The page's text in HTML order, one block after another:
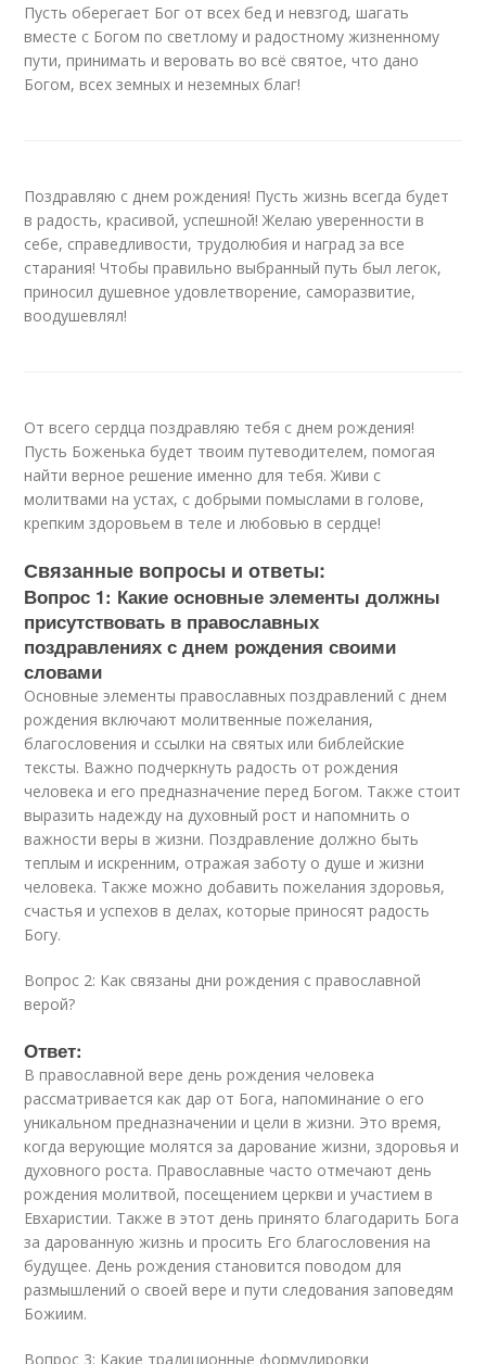
Пусть оберегает Бог от всех бед и невзгод, шагать
вместе с Богом по светлому и радостному жизненному
пути, принимать и веровать во всё святое, что дано
Богом, всех земных и неземных благ!
Поздравляю с днем рождения! Пусть жизнь всегда будет
в радость, красивой, успешной! Желаю уверенности в
себе, справедливости, трудолюбия и наград за все
старания! Чтобы правильно выбранный путь был легок,
приносил душевное удовлетворение, саморазвитие,
воодушевлял!
От всего сердца поздравляю тебя с днем рождения!
Пусть Боженька будет твоим путеводителем, помогая
найти верное решение именно для тебя. Живи с
молитвами на устах, с добрыми помыслами в голове,
крепким здоровьем в теле и любовью в сердце!
Связанные вопросы и ответы:
Вопрос 1: Какие основные элементы должны
присутствовать в православных
поздравлениях с днем рождения своими
словами
Основные элементы православных поздравлений с днем
рождения включают молитвенные пожелания,
благословения и ссылки на святых или библейские
тексты. Важно подчеркнуть радость от рождения
человека и его предназначение перед Богом. Также стоит
выразить надежду на духовный рост и напомнить о
важности веры в жизни. Поздравление должно быть
теплым и искренним, отражая заботу о душе и жизни
человека. Также можно добавить пожелания здоровья,
счастья и успехов в делах, которые приносят радость
Богу.
Вопрос 2: Как связаны дни рождения с православной
верой?
Ответ:
В православной вере день рождения человека
рассматривается как дар от Бога, напоминание о его
уникальном предназначении и цели в жизни. Это время,
когда верующие молятся за дарование жизни, здоровья и
духовного роста. Православные часто отмечают день
рождения молитвой, посещением церкви и участием в
Евхаристии. Также в этот день принято благодарить Бога
за дарованную жизнь и просить Его благословения на
будущее. День рождения становится поводом для
размышлений о своей вере и пути следования заповедям
Божиим.
Вопрос 3: Какие традиционные формулировки